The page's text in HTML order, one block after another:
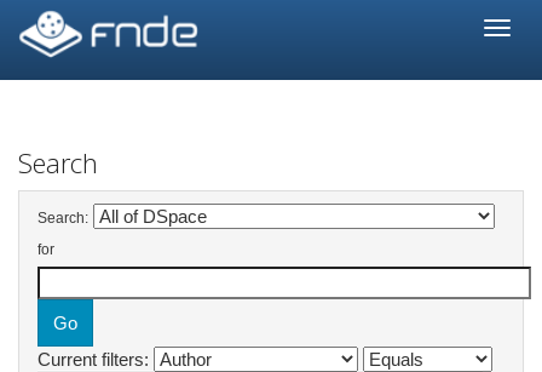
navigation
Search
Search:
for
Current filters: